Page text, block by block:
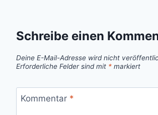
Schreibe einen
Deine E-Mail-Adresse wird nicht
Erforderliche Felder sind mit * markiert
Kommentar *